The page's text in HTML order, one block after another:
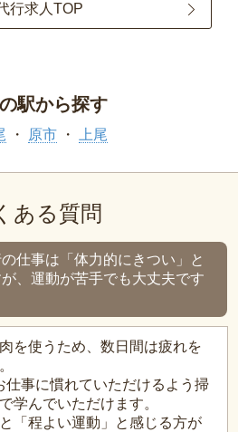
行求人TOP
駅から探す
原市 上尾
ある質問
仕事は「体力的にきつい」と
、運動が苦手でも大丈夫です
を使うため、数日間は疲れを
仕事に慣れていただけるよう掃
学んでいただけます。
「程よい運動」と感じる方が